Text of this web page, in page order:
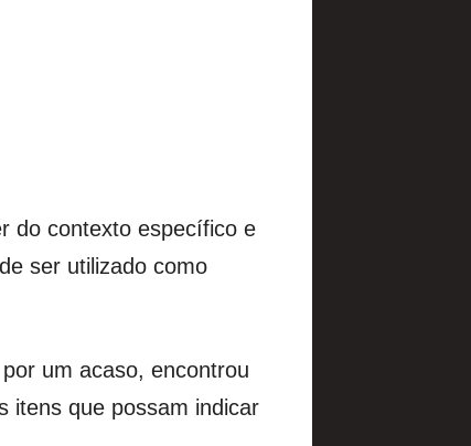
do contexto específico e
ser utilizado como
um acaso, encontrou
itens que possam indicar